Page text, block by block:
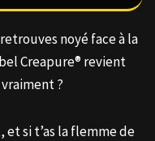
noyé face à la
Creapure® revient
?
si t’as la flemme de